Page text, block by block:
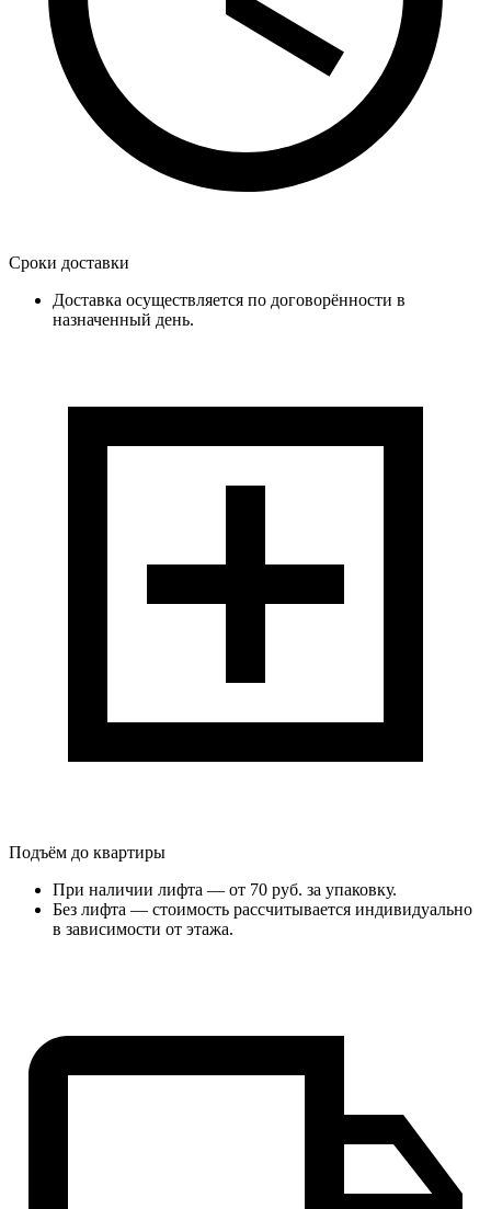
Сроки доставки
Доставка осуществляется по договорённости в
назначенный день.
Подъём до квартиры
При наличии лифта — от 70 руб. за упаковку.
Без лифта — стоимость рассчитывается индивидуально
в зависимости от этажа.